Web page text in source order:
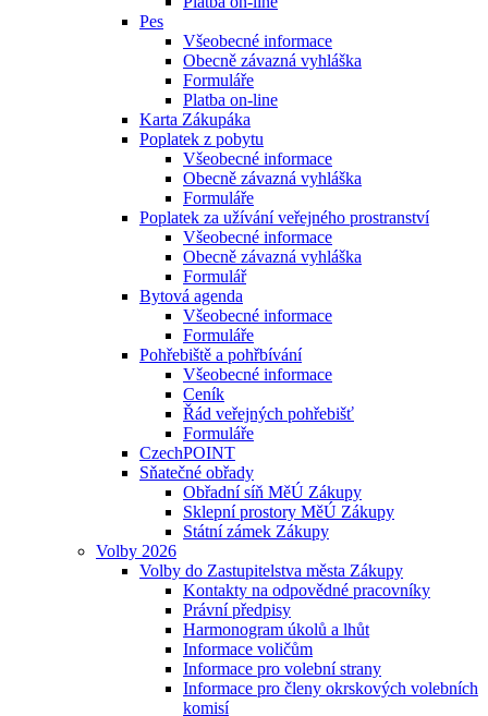
Pes
Všeobecné informace
Obecně závazná vyhláška
Formuláře
Platba on-line
Karta Zákupáka
Poplatek z pobytu
Všeobecné informace
Obecně závazná vyhláška
Formuláře
Poplatek za užívání veřejného prostranství
Všeobecné informace
Obecně závazná vyhláška
Formulář
Bytová agenda
Všeobecné informace
Formuláře
Pohřebiště a pohřbívání
Všeobecné informace
Ceník
Řád veřejných pohřebišť
Formuláře
CzechPOINT
Sňatečné obřady
Obřadní síň MěÚ Zákupy
Sklepní prostory MěÚ Zákupy
Státní zámek Zákupy
Volby 2026
Volby do Zastupitelstva města Zákupy
Kontakty na odpovědné pracovníky
Právní předpisy
Harmonogram úkolů a lhůt
Informace voličům
Informace pro volební strany
Informace pro členy okrskových volebních
komisí